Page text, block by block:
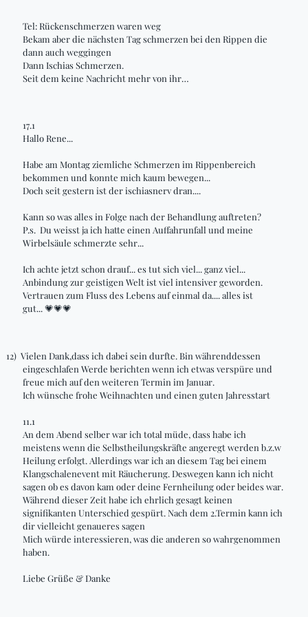
Tel: Rückenschmerzen waren weg
Bekam aber die nächsten Tag schmerzen bei den Rippen die
dann auch weggingen
Dann Ischias Schmerzen.
Seit dem keine Nachricht mehr von ihr…
17.1
Hallo Rene...
Habe am Montag ziemliche Schmerzen im Rippenbereich
bekommen und konnte mich kaum bewegen...
Doch seit gestern ist derischiasnervdran....
Kann so was alles in Folge nach der Behandlung auftreten?
P.s. Du weisstja ich hatte einen Auffahrunfall und meine
Wirbelsäule schmerzte sehr...
Ich achte jetzt schon drauf... es tut sich viel... ganz viel...
Anbindung zur geistigen Welt ist viel intensiver geworden.
Vertrauen zum Fluss des Lebens auf einmal da.... alles ist
gut... 💗💗💗
12) Vielen Dank,dassich dabei sein durfte. Bin währenddessen
eingeschlafen Werde berichten wenn ich etwas verspüre und
freue mich auf den weiteren Termin im Januar.
Ich wünsche frohe Weihnachten und einen guten Jahresstart
11.1
An dem Abend selber war ich total müde, dasshabe ich
meistens wenn die Selbstheilungskräfte angeregt werden b.z.w
Heilung erfolgt. Allerdings war ich an diesem Tag bei einem
Klangschalenevent mit Räucherung. Deswegen kann ich nicht
sagen ob es davon kam oder deine Fernheilung oder beides war.
Während dieser Zeit habe ich ehrlich gesagt keinen
signifikanten Unterschied gespürt. Nach dem 2.Termin kann ich
dir vielleicht genaueres sagen
Mich würde interessieren, was die anderen so wahrgenommen
haben.
Liebe Grüße & Danke